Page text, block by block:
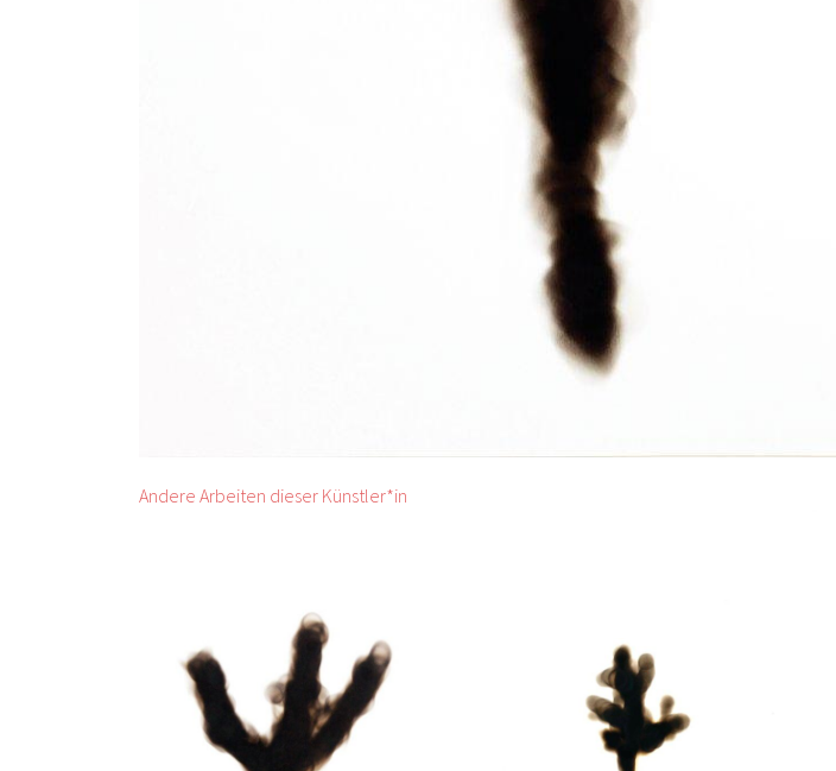
Andere Arbeiten dieser Künstler*in